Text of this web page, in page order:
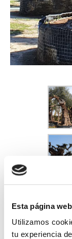
Esta página
Utilizamos
tu experiencia